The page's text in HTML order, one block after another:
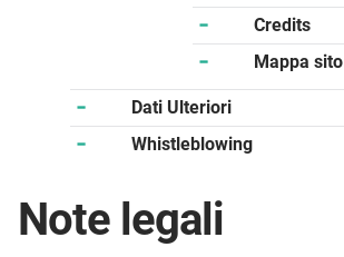
Credits
Mappa sito
Dati Ulteriori
Whistleblowing
Note legali